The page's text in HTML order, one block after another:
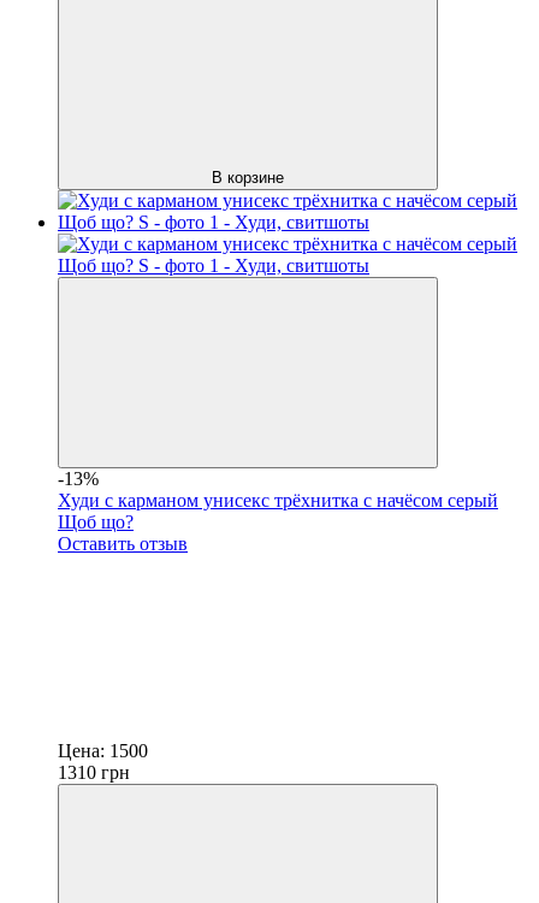
В корзине
-13%
Худи с карманом унисекс трёхнитка с начёсом серый
Щоб що?
Оставить отзыв
Цена: 1500
1310 грн